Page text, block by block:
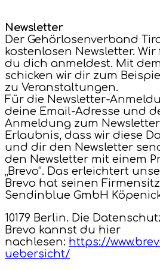
Newsletter
Der Gehörlosenverband
kostenlosen Newsletter.
du dich anmeldest. Mit
schicken wir dir zum
zu Veranstaltungen.
Für die Newsletter-
deine Email-Adresse und
Anmeldung zum
Erlaubnis, dass wir diese
und dir den Newsletter
den Newsletter mit einem
„Brevo“. Das erleichtert
Brevo hat seinen
Sendinblue GmbH
10179 Berlin. Die
Brevo kannst du hier
nachlesen: https://
uebersicht/